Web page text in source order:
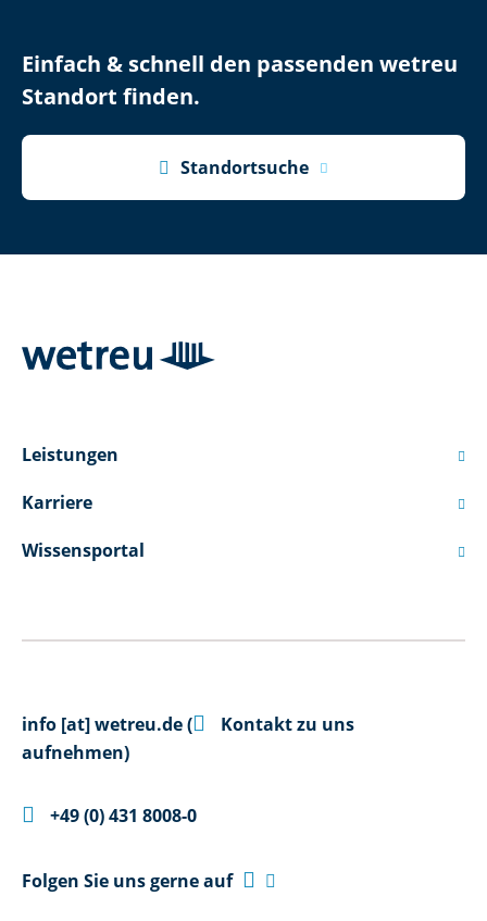
Einfach & schnell den passenden wetreu
Standort finden.
 Standortsuche
Leistungen 
Karriere 
Wissensportal 
info [at]wetreu.de(
Kontakt zu uns
aufnehmen)
 +49 (0) 431 8008-0
Folgen Sie uns gerne auf  